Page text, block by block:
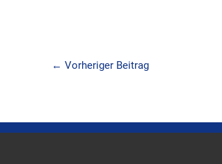
← Vorheriger Beitrag